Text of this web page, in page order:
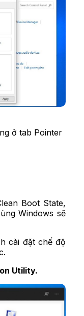
ở tab Pointer
Boot State,
Windows sẽ
cài đặt chế độ
Utility.